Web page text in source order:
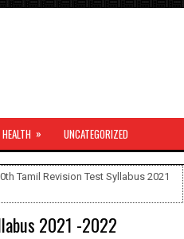
HEALTH » UNCATEGORIZED
Tamil Revision Test Syllabus 2021
2021 -2022